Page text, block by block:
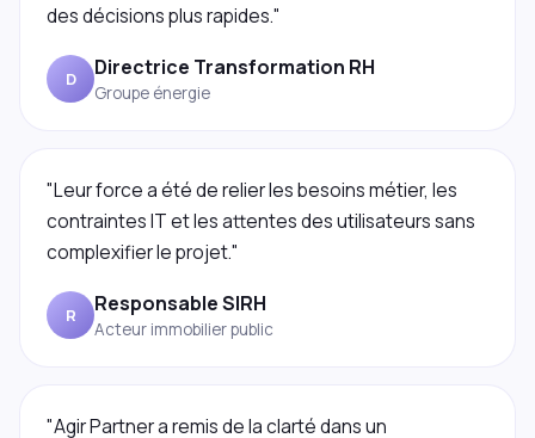
des décisions plus rapides."
D Directrice Transformation RH
Groupe énergie
"Leur force a été de relier les besoins métier, les
contraintes IT et les attentes des utilisateurs sans
complexifier le projet."
R Responsable SIRH
Acteur immobilier public
"Agir Partner a remis de la clarté dans un